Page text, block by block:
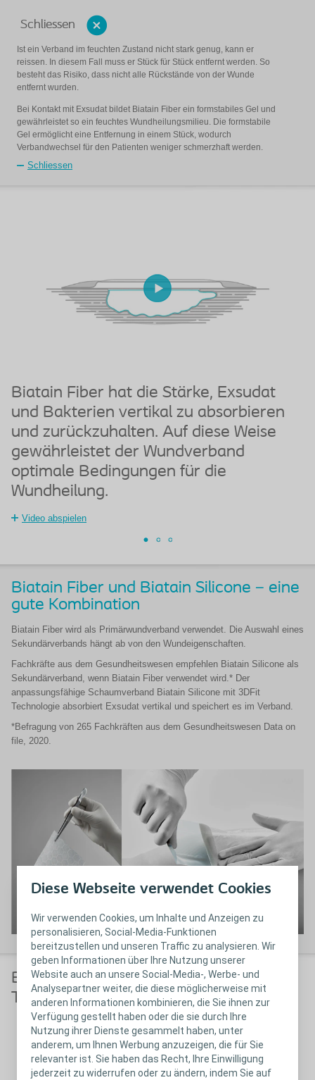
Diese Webseite verwendet Cookies
Wir verwenden Cookies, um Inhalte und Anzeigen zu
personalisieren, Social-Media-Funktionen
bereitzustellen und unseren Traffic zu analysieren. Wir
geben Informationen über Ihre Nutzung unserer
Website auch an unsere Social-Media-, Werbe- und
Analysepartner weiter, die diese möglicherweise mit
anderen Informationen kombinieren, die Sie ihnen zur
Verfügung gestellt haben oder die sie durch Ihre
Nutzung ihrer Dienste gesammelt haben, unter
anderem, um Ihnen Werbung anzuzeigen, die für Sie
relevanter ist. Sie haben das Recht, Ihre Einwilligung
jederzeit zu widerrufen oder zu ändern, indem Sie auf
Schliessen
Ist ein Verband im feuchten Zustand nicht stark genug, kann er
reissen. In diesem Fall muss er Stück für Stück entfernt werden. So
besteht das Risiko, dass nicht alle Rückstände von der Wunde
entfernt wurden.
Bei Kontakt mit Exsudat bildet Biatain Fiber ein formstabiles Gel und
gewährleistet so ein feuchtes Wundheilungsmilieu. Die formstabile
Gel ermöglicht eine Entfernung in einem Stück, wodurch
Verbandwechsel für den Patienten weniger schmerzhaft werden.
Schliessen
Biatain Fiber hat die Stärke, Exsudat
und Bakterien vertikal zu absorbieren
und zurückzuhalten. Auf diese Weise
gewährleistet der Wundverband
optimale Bedingungen für die
Wundheilung.
Video abspielen
Biatain Fiber und Biatain Silicone – eine
gute Kombination
Biatain Fiber wird als Primärwundverband verwendet. Die Auswahl eines
Sekundärverbands hängt ab von den Wundeigenschaften.
Fachkräfte aus dem Gesundheitswesen empfehlen Biatain Silicone als
Sekundärverband, wenn Biatain Fiber verwendet wird.* Der
anpassungsfähige Schaumverband Biatain Silicone mit 3DFit
Technologie absorbiert Exsudat vertikal und speichert es im Verband.
*Befragung von 265 Fachkräften aus dem Gesundheitswesen Data on
file, 2020.
Biatain Fiber ist als Kompresse und als
Tamponade erhältlich